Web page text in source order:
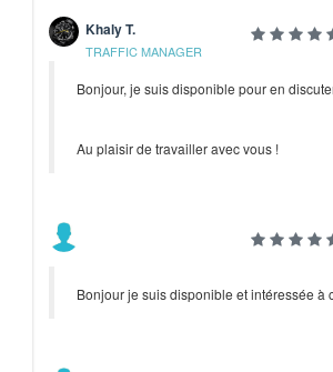
Khaly T.
TRAFFIC MANAGER
Bonjour, je suis disponible pour en
Au plaisir de travailler avec vous !
Bonjour je suis disponible et intéressée à